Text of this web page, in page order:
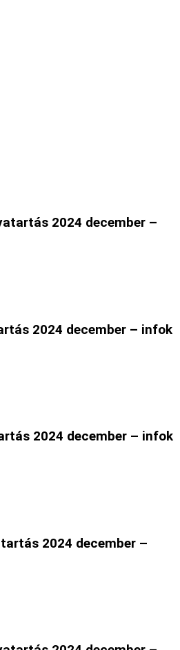
2024 december –
2024 december – infok
2024 december – infok
2024 december –